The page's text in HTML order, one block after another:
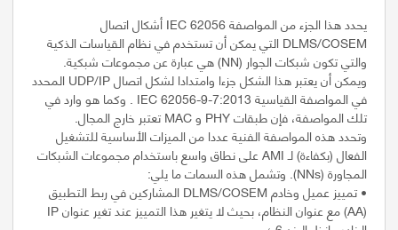
يحدد هذا الجزء من المواصفة IEC 62056 أشكال اتصال
DLMS/COSEM التي يمكن أن تستخدم في نظام القياسات الذكية
ويمكن أن يعتبر هذا الشكل جزءا وامتدادا لشكل اتصال UDP/IP المحدد
في المواصفة القياسية IEC 62056-9-7:2013 . وكما هو وارد في
وتحدد هذه المواصفة الفنية عددا من الميزات الأساسية للتشغيل
الفعال (بكفاءة) لـ AMI على نطاق واسع باستخدام مجموعات الشبكات
• تمييز عميل وخادم DLMS/COSEM المشاركين في ربط التطبيق
(AA) مع عنوان النظام، بحيث لا يتغير هذا التمييز عند تغير عنوان IP